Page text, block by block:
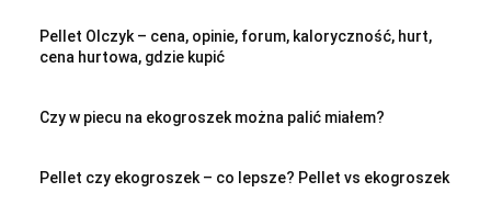
Pellet Olczyk – cena, opinie, forum, kaloryczność, hurt,
cena hurtowa, gdzie kupić
Czy w piecu na ekogroszek można palić miałem?
Pellet czy ekogroszek – co lepsze? Pellet vs ekogroszek